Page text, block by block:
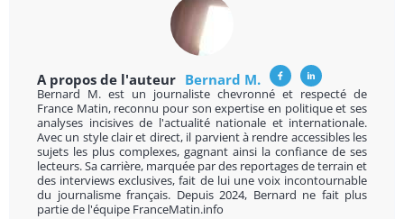
A propos de l'auteur Bernard M.
Bernard M. est un journaliste chevronné et respecté de
France Matin, reconnu pour son expertise en politique et ses
analyses incisives de l'actualité nationale et internationale.
Avec un style clair et direct, il parvient à rendre accessibles les
sujets les plus complexes, gagnant ainsi la confiance de ses
lecteurs. Sa carrière, marquée par des reportages de terrain et
des interviews exclusives, fait de lui une voix incontournable
du journalisme français. Depuis 2024, Bernard ne fait plus
partie de l'équipe FranceMatin.info